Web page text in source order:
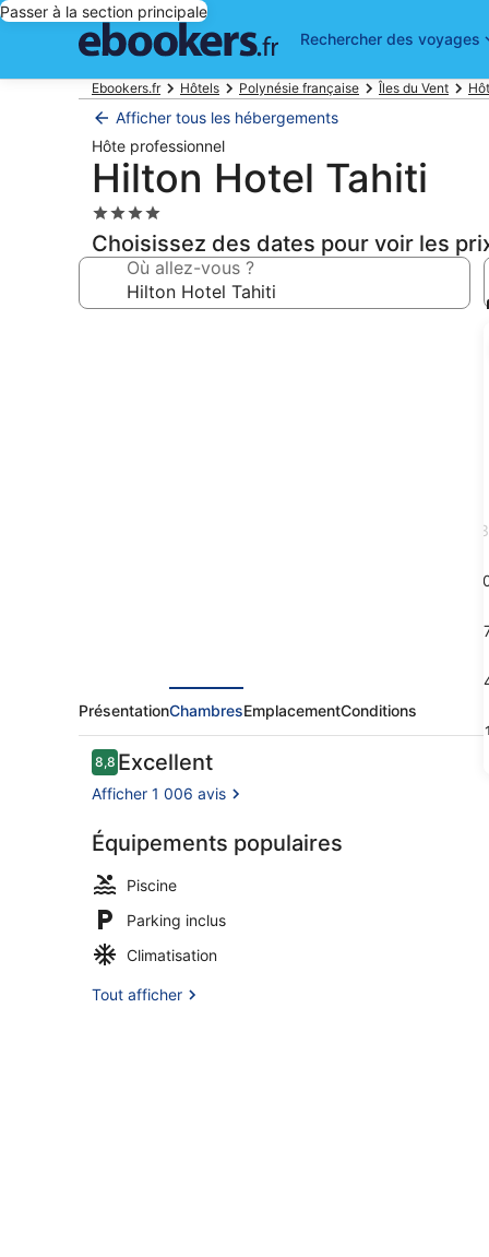
Passer à la section principale
Rechercher des voyages
Ebookers.fr Hôtels Polynésie française Îles du Vent
Afficher tous les hébergements
Hôte professionnel
Hilton Hotel Tahiti
Hébergement
4.0 étoiles
Choisissez des dates pour voir les
Où allez-vous ?
3
31
Piscine
PrésentationChambresEmplacementConditions
Avis
voyageurs
8,88,8 sur 10
Excellent
Afficher 1 006 avis
Équipements populaires
Piscine
Parking inclus
Climatisation
Tout afficher